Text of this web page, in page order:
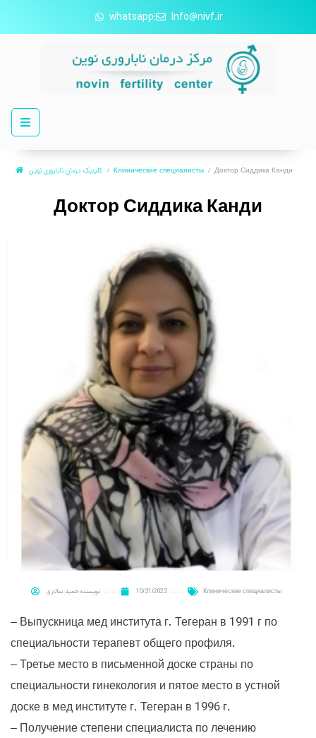
whatsapp Info@nivf.ir
کلینیک درمان ناباروری نوین Клинические специалисты Доктор Сиддика Канди
Доктор Сиддика Канди
نویسندهحمید سالاری 10/31/2023 Клинические специалисты
– Выпускница мед института г. Тегеран в 1991 г по
специальности терапевт общего профиля.
– Третье место в письменной доске страны по
специальности гинекология и пятое место в устной
доске в мед институте г. Тегеран в 1996 г.
– Получение степени специалиста по лечению